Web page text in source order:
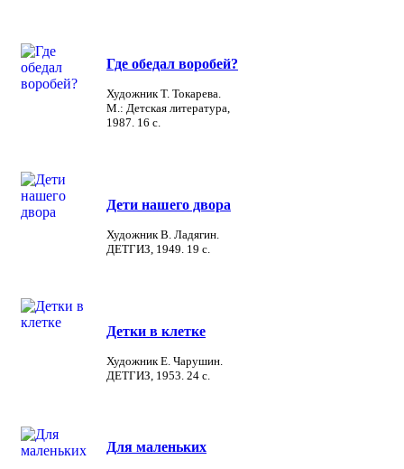
Где обедал воробей?
Художник Т. Токарева.
М.: Детская литература,
1987. 16 с.
Дети нашего двора
Художник В. Ладягин.
ДЕТГИЗ, 1949. 19 с.
Детки в клетке
Художник Е. Чарушин.
ДЕТГИЗ, 1953. 24 с.
Для маленьких